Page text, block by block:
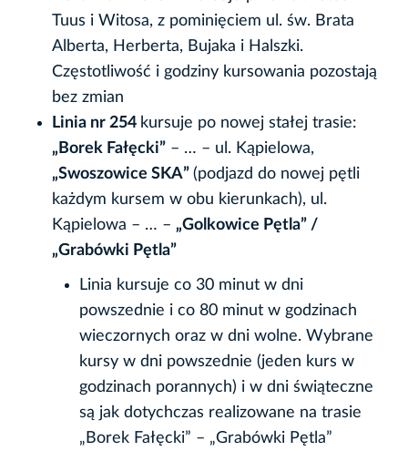
Tuus i Witosa, z pominięciem ul. św. Brata
Alberta, Herberta, Bujaka i Halszki.
Częstotliwość i godziny kursowania pozostają
bez zmian
Linia nr 254 kursuje po nowej stałej trasie:
„Borek Fałęcki” – … – ul. Kąpielowa,
„Swoszowice SKA” (podjazd do nowej pętli
każdym kursem w obu kierunkach), ul.
Kąpielowa – … – „Golkowice Pętla” /
„Grabówki Pętla”
Linia kursuje co 30 minut w dni
powszednie i co 80 minut w godzinach
wieczornych oraz w dni wolne. Wybrane
kursy w dni powszednie (jeden kurs w
godzinach porannych) i w dni świąteczne
są jak dotychczas realizowane na trasie
„Borek Fałęcki” – „Grabówki Pętla”